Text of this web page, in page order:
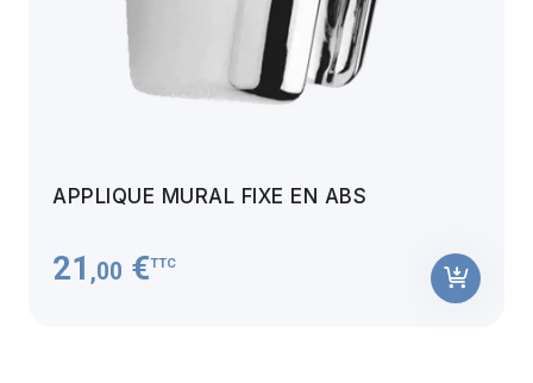
APPLIQUE MURAL FIXE EN ABS
21 ,00 €TTC